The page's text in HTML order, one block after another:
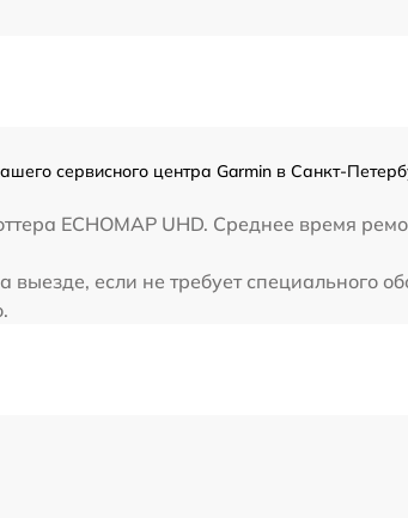
сервисного центра Garmin в Санкт-
ECHOMAP UHD. Среднее время
если не требует специального